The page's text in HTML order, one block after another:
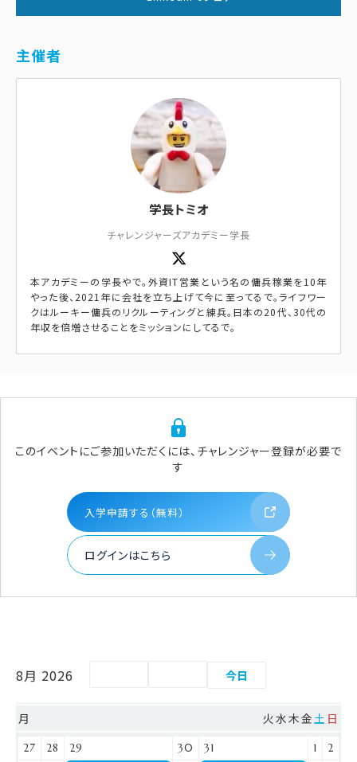
主催者
学長トミオ
チャレンジャーズアカデミー学長
本アカデミーの学長やで。外資IT営業という名の傭兵稼業を10年
やった後、2021年に会社を立ち上げて今に至ってるで。ライフワー
クはルーキー傭兵のリクルーティングと練兵。日本の20代、30代の
年収を倍増させることをミッションにしてるで。
このイベントにご参加いただくには、チャレンジャー登録が必要で
す
入学申請する（無料）
ログインはこちら
8月 2026 今日
月 火水木金土 日
27 28 29 30 31 1 2